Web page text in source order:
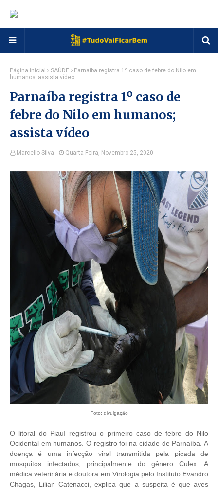
Página inicial SAÚDE
Parnaíba registra 1º caso de febre do Nilo em
humanos; assista vídeo
Parnaíba registra 1º caso de
febre do Nilo em humanos;
assista vídeo
Marcello Silva Quarta-Feira, Novembro 25, 2020
Foto: divulgação
O litoral do Piauí registrou o primeiro caso de febre do Nilo
Ocidental em humanos. O registro foi na cidade de Parnaíba. A
doença é uma infecção viral transmitida pela picada de
mosquitos infectados, principalmente do gênero Culex. A
médica veterinária e doutora em Virologia pelo Instituto Evandro
Chagas, Lilian Catenacci, explica que a suspeita é que aves